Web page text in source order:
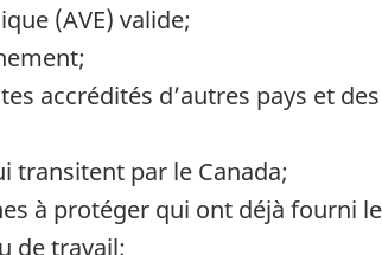
(AVE) valide;
accrédités d’autres pays et
transitent par le Canada;
à protéger qui ont déjà fourni
de travail;